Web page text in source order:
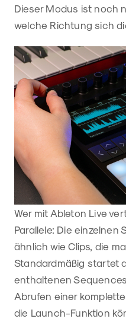
Dieser Modus ist noch
welche Richtung sich
Wer mit Ableton Live
Parallele: Die einzelnen
ähnlich wie Clips, die
Standardmäßig startet
enthaltenen
Abrufen einer
die Launch-Funktion